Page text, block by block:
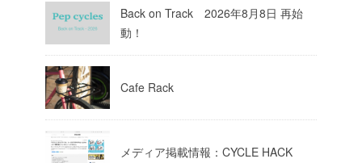
今週はお知らせがいっぱいあるのでチ
ェックしてて下さいね！
Back on Track 2026年8月8日 再始
動！
Cafe Rack
メディア掲載情報：CYCLE HACK